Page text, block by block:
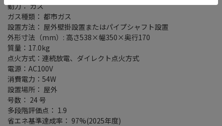
動力： ガス
ガス種類： 都市ガス
設置方法： 屋外壁掛設置またはパイプシャフト設置
外形寸法（mm）: 高さ538×幅350×奥行170
質量：17.0kg
点火方式：連続放電、ダイレクト点火方式
電源：AC100V
消費電力：54W
設置場所： 屋外
号数： 24 号
多段階評価点： 1.9
省エネ基準達成率： 97%(2025年度)